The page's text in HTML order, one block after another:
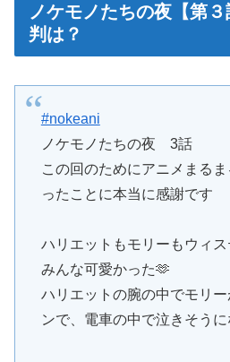
ノケモノたちの夜【第
判は？
#nokeani
ノケモノたちの夜 3話
この回のためにアニメまる
ったことに本当に感謝です
ハリエットもモリーもウィ
みんな可愛かった🫶
ハリエットの腕の中でモリ
ンで、電車の中で泣きそう